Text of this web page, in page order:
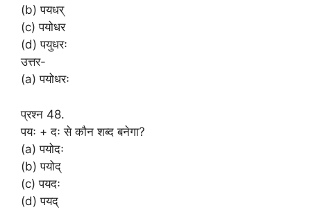
(b) पयधर्
(c) पयोधर
(d) पयुधरः
उत्तर-
(a) पयोधरः
प्रश्न 48.
पयः + दः से कौन शब्द बनेगा?
(a) पयोदः
(b) पयोद्
(c) पयदः
(d) पयद्